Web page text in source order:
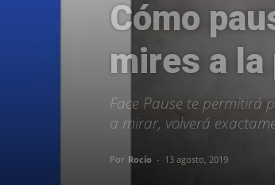
Cómo
mires a la
Face Pause te permitirá
a mirar, volverá
Por Rocío - 13 agosto, 2019